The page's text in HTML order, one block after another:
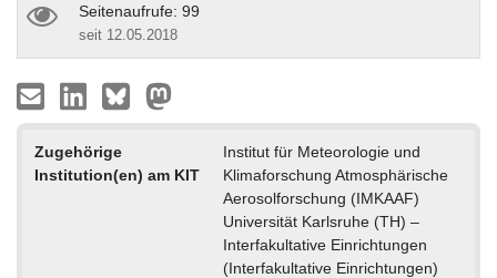
Seitenaufrufe: 99
seit 12.05.2018
Zugehörige
Institution(en) am KIT
Institut für Meteorologie und
Klimaforschung Atmosphärische
Aerosolforschung (IMKAAF)
Universität Karlsruhe (TH) –
Interfakultative Einrichtungen
(Interfakultative Einrichtungen)